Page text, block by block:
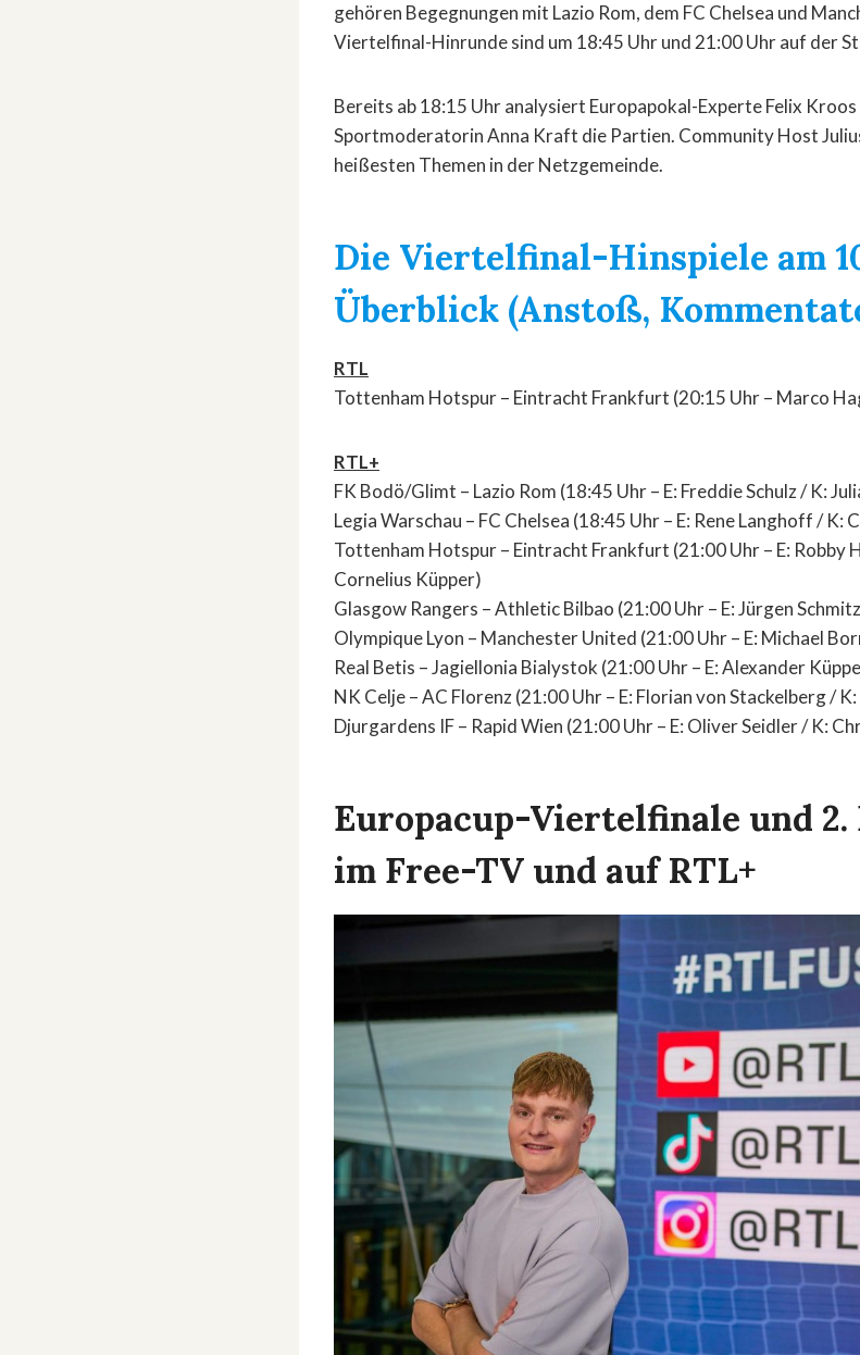
gehören Begegnungen mit Lazio Rom, dem FC Chelsea und
Viertelfinal-Hinrunde sind um 18:45 Uhr und 21:00 Uhr auf der
Bereits ab 18:15 Uhr analysiert Europapokal-Experte Felix
Sportmoderatorin Anna Kraft die Partien. Community Host
heißesten Themen in der Netzgemeinde.
Die Viertelfinal-Hinspiele am
Überblick (Anstoß,
RTL
Tottenham Hotspur – Eintracht Frankfurt (20:15 Uhr – Marco
RTL+
FK Bodö/Glimt – Lazio Rom (18:45 Uhr – E: Freddie Schulz / K:
Legia Warschau – FC Chelsea (18:45 Uhr – E: Rene Langhoff /
Tottenham Hotspur – Eintracht Frankfurt (21:00 Uhr – E: Robby
Cornelius Küpper)
Glasgow Rangers – Athletic Bilbao (21:00 Uhr – E: Jürgen
Olympique Lyon – Manchester United (21:00 Uhr – E: Michael
Real Betis – Jagiellonia Bialystok (21:00 Uhr – E: Alexander
NK Celje – AC Florenz (21:00 Uhr – E: Florian von Stackelberg /
Djurgardens IF – Rapid Wien (21:00 Uhr – E: Oliver Seidler / K:
Europacup-Viertelfinale und 2.
im Free-TV und auf RTL+